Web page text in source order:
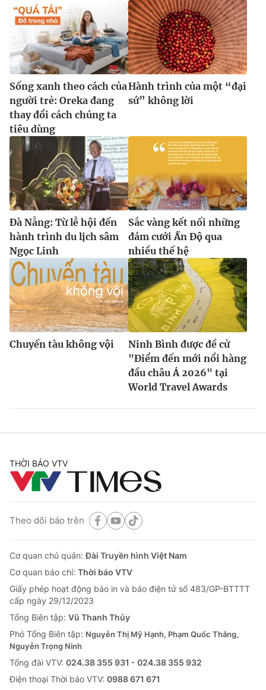
Sống xanh theo cách của
người trẻ: Oreka đang
thay đổi cách chúng ta
tiêu dùng
Hành trình của một “đại
sứ” không lời
Đà Nẵng: Từ lễ hội đến
hành trình du lịch sâm
Ngọc Linh
Sắc vàng kết nối những
đám cưới Ấn Độ qua
nhiều thế hệ
Chuyến tàu không vội
Ninh Bình được đề cử
"Điểm đến mới nổi hàng
đầu châu Á 2026" tại
World Travel Awards
THỜI BÁO VTV
Theo dõi báo trên
Cơ quan chủ quản:Đài Truyền hình Việt Nam
Cơ quan báo chí: Thời báo VTV
Giấy phép hoạt động báo in và báo điện tử số 483/GP-BTTTT
cấp ngày 29/12/2023
Tổng Biên tập: Vũ Thanh Thủy
Phó Tổng Biên tập: Nguyễn Thị Mỹ Hạnh, Phạm Quốc Thắng,
Nguyễn Trọng Ninh
Tổng đài VTV: 024.38 355 931 - 024.38 355 932
Ðiện thoại Thời báo VTV: 0988 671 671